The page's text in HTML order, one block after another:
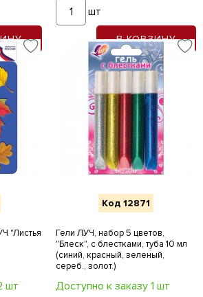
шт
В КОРЗИНУ
"Листья
шт
Код 12871
Гели ЛУЧ, набор 5 цветов,
"Блеск", с блестками, туба 10 мл
(синий, красный, зеленый,
сереб., золот.)
Доступно к заказу 1 шт